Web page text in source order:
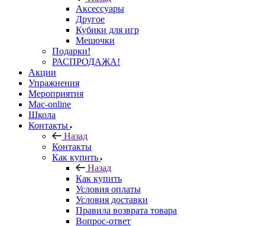
Аксессуары
Другое
Кубики для игр
Мешочки
Подарки!
РАСПРОДАЖА!
Акции
Упражнения
Мероприятия
Mac-online
Школа
Контакты
Назад
Контакты
Как купить
Назад
Как купить
Условия оплаты
Условия доставки
Правила возврата товара
Вопрос-ответ